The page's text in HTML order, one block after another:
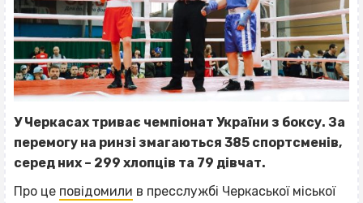
У Черкасах триває чемпіонат України з боксу. За
перемогу на ринзі змагаються 385 спортсменів,
серед них – 299 хлопців та 79 дівчат.
Про це повідомили в пресслужбі Черкаської міської